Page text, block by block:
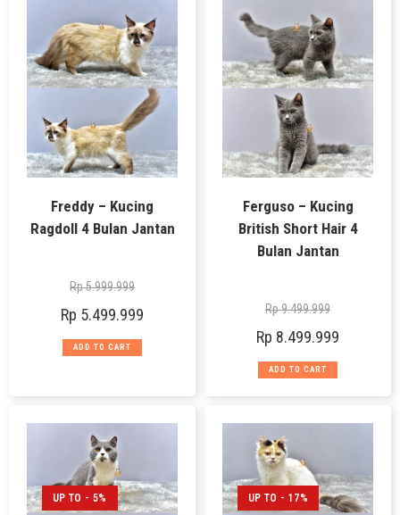
Freddy – Kucing
Ragdoll 4 Bulan Jantan
Rp5.999.999
Rp 5.499.999
ADD TO CART
Ferguso – Kucing
British Short Hair 4
Bulan Jantan
Rp9.499.999
Rp 8.499.999
ADD TO CART
UP TO - 5% UP TO - 17%